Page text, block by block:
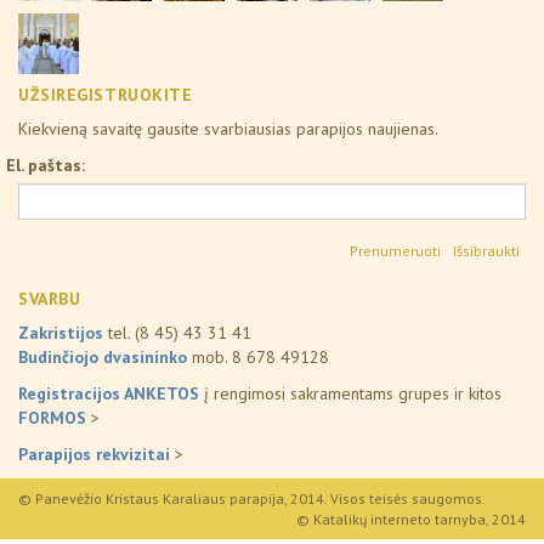
UŽSIREGISTRUOKITE
Kiekvieną savaitę gausite svarbiausias parapijos naujienas.
El. paštas:
Išsibraukti
SVARBU
Zakristijos tel. (8 45) 43 31 41
Budinčiojo dvasininko mob. 8 678 49128
Registracijos ANKETOS į rengimosi sakramentams grupes ir kitos
FORMOS >
Parapijos rekvizitai >
© Panevėžio Kristaus Karaliaus parapija, 2014. Visos teisės saugomos.
© Katalikų interneto tarnyba, 2014